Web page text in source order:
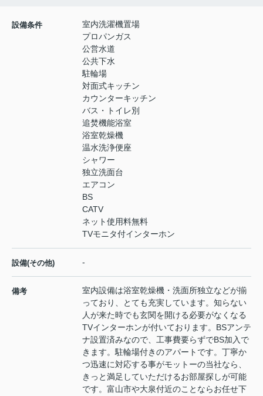
設備条件
室内洗濯機置場
プロパンガス
公営水道
公共下水
駐輪場
対面式キッチン
カウンターキッチン
バス・トイレ別
追焚機能浴室
浴室乾燥機
温水洗浄便座
シャワー
独立洗面台
エアコン
BS
CATV
ネット使用料無料
TVモニタ付インターホン
設備(その他) -
備考
室内設備は浴室乾燥機・洗面所独立などが揃
っており、とても充実しています。知らない
人が来た時でも玄関を開ける必要がなくなる
TVインターホンが付いております。BSアンテ
ナ設置済みなので、工事費要らずでBS加入で
きます。駐輪場付きのアパートです。丁寧か
つ迅速に対応する事がモットーの当社なら、
きっと満足していただけるお部屋探しが可能
です。富山市や大泉付近のことならお任せ下